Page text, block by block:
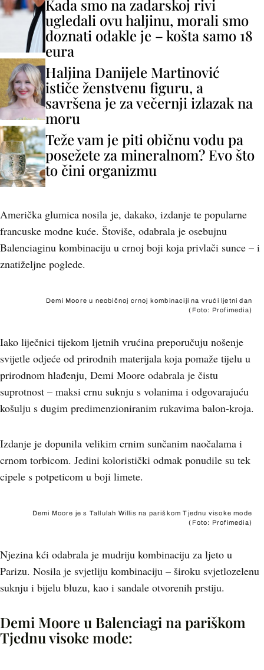
Kada smo na zadarskoj rivi
ugledali ovu haljinu, morali smo
doznati odakle je – košta samo 18
eura
Haljina Danijele Martinović
ističe ženstvenu figuru, a
savršena je za večernji izlazak na
moru
Teže vam je piti običnu vodu pa
posežete za mineralnom? Evo što
to čini organizmu
Američka glumica nosila je, dakako, izdanje te popularne
francuske modne kuće. Štoviše, odabrala je osebujnu
Balenciaginu kombinaciju u crnoj boji koja privlači sunce – i
znatiželjne poglede.
Demi Moore u neobičnoj crnoj kombinaciji na vrući ljetni dan
(Foto: Profimedia)
Iako liječnici tijekom ljetnih vrućina preporučuju nošenje
svijetle odjeće od prirodnih materijala koja pomaže tijelu u
prirodnom hlađenju, Demi Moore odabrala je čistu
suprotnost – maksi crnu suknju s volanima i odgovarajuću
košulju s dugim predimenzioniranim rukavima balon-kroja.
Izdanje je dopunila velikim crnim sunčanim naočalama i
crnom torbicom. Jedini koloristički odmak ponudile su tek
cipele s potpeticom u boji limete.
Demi Moore je s Tallulah Willis na pariškom Tjednu visoke mode
(Foto: Profimedia)
Njezina kći odabrala je mudriju kombinaciju za ljeto u
Parizu. Nosila je svjetliju kombinaciju – široku svjetlozelenu
suknju i bijelu bluzu, kao i sandale otvorenih prstiju.
Demi Moore u Balenciagi na pariškom
Tjednu visoke mode: